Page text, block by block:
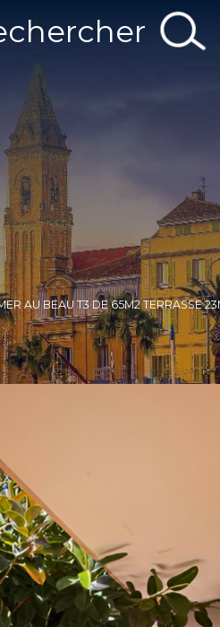
AU BEAU T3 DE 65M2 TERRASSE